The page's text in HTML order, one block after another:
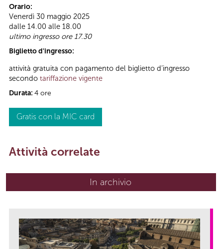
Orario:
Venerdì 30 maggio 2025
dalle 14.00 alle 18.00
ultimo ingresso ore 17.30
Biglietto d'ingresso:
attività gratuita con pagamento del biglietto d’ingresso
secondo tariffazione vigente
Durata: 4 ore
Gratis con la MIC card
Attività correlate
In archivio